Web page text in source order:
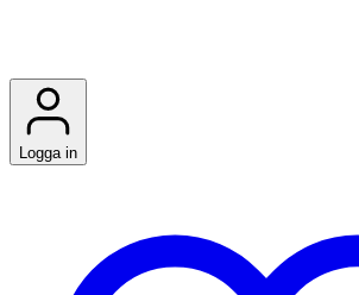
Logga in